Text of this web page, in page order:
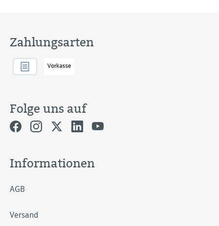
Zahlungsarten
Folge uns auf
Informationen
AGB
Versand